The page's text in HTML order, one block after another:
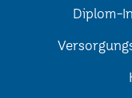
Diplom-